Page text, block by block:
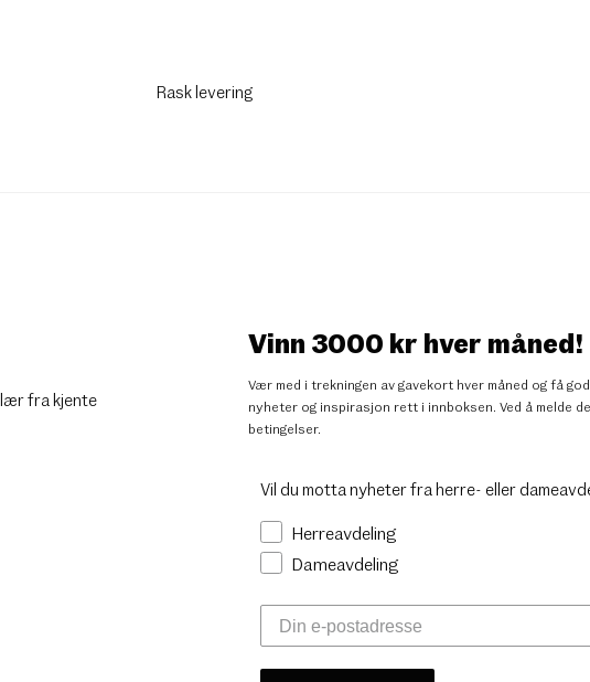
Rask levering
fra kjente
Vinn 3000 kr hver måned!
Vær med i trekningen av gavekort hver måned og få
nyheter og inspirasjon rett i innboksen. Ved å melde
betingelser.
Vil du motta nyheter fra herre- eller
Herreavdeling
Dameavdeling